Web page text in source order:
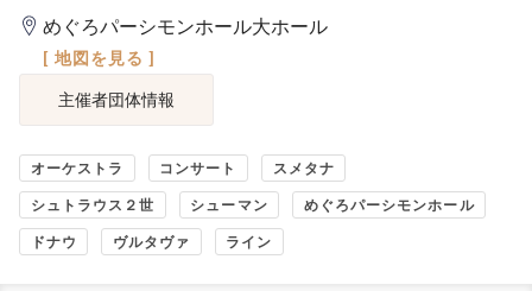
めぐろパーシモンホール大ホール
[ 地図を見る ]
主催者団体情報
オーケストラ コンサート スメタナ
シュトラウス２世 シューマン めぐろパーシモンホール
ドナウ ヴルタヴァ ライン